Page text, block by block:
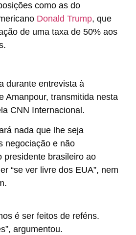
como as do
Donald Trump, que
de uma taxa de 50% aos
durante entrevista à
Amanpour, transmitida nesta
CNN Internacional.
nada que lhe seja
negociação e não
presidente brasileiro ao
“se ver livre dos EUA”, nem
é ser feitos de reféns.
argumentou.